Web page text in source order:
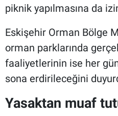
piknik yapılmasına da
Eskişehir Orman Bölge
orman parklarında
faaliyetlerinin ise her
sona erdirileceğini
Yasaktan muaf